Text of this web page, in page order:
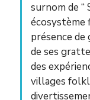
surnom de “
écosystème
présence
de ses
des
villages